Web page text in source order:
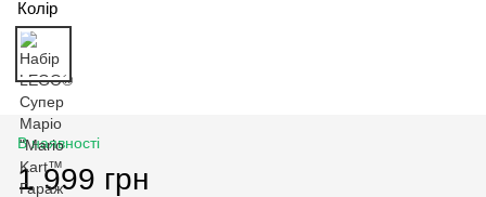
Колір
В наявності
1 999 грн